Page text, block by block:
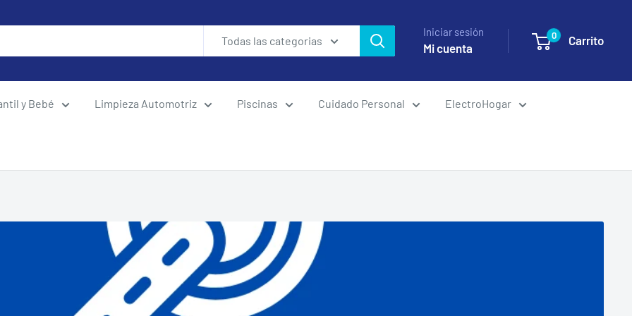
Todas las categorias
Iniciar sesión
Mi cuenta
0 Carrito
y Bebé Limpieza Automotriz Piscinas Cuidado Personal ElectroHogar